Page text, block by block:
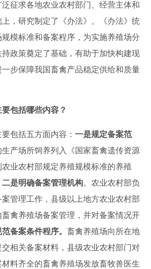
泛征求各地农业农村部门 经营主体和
，研究制定了《办法》。
《办法》统
模标准和备案程序，为实施养殖场分
政策奠定了基础，有助于加快构建现
步保障我国畜禽产品稳定供给和质量
包括哪些内容？
要包括五方面内容 ： 一是规定备案范
产场所饲养列入《国家畜禽遗传资源
业农村部规定养殖规模标准的养殖
二是明确备案管理机构。农业农村部负
管理工作，县级以上地方农业农村部
禽养殖场备案管理，并对备案情况开
备案条件程序。 畜禽养殖场向所在地
相关备案材料，县级农业农村部门对
料齐全的畜禽养殖场发放畜牧兽医生